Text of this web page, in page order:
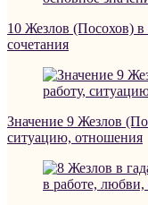
10 Жезлов (Посохов) в
сочетания
Значение 9 Жезлов
ситуацию, отношения